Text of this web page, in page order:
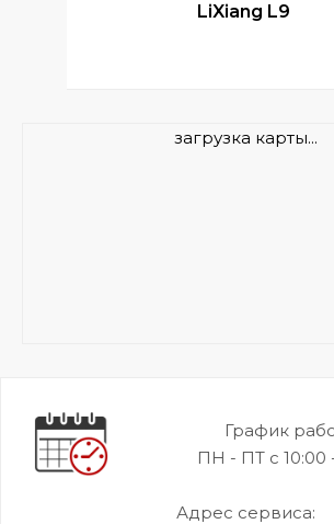
LiXiang L9
загрузка карты...
График
ПН - ПТ с 10:00
Адрес сервиса: